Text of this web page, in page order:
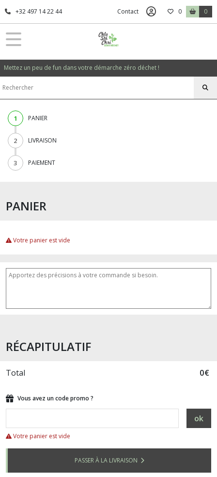
+32 497 14 22 44 Contact 0 0
Mettez un peu de fun dans votre démarche zéro déchet !
1 PANIER
2 LIVRAISON
3 PAIEMENT
PANIER
Votre panier est vide
RÉCAPITULATIF
Total 0€
Vous avez un code promo ?
ok
Votre panier est vide
PASSER À LA LIVRAISON